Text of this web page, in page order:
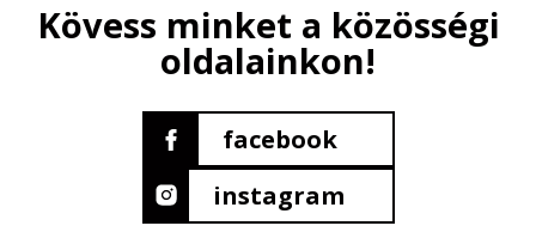
Kövess minket a közösségi
oldalainkon!
facebook
instagram